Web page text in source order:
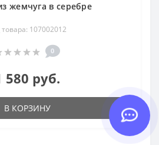
жемчуга в серебре
товара: 107002012
0
580 руб.
В КОРЗИНУ